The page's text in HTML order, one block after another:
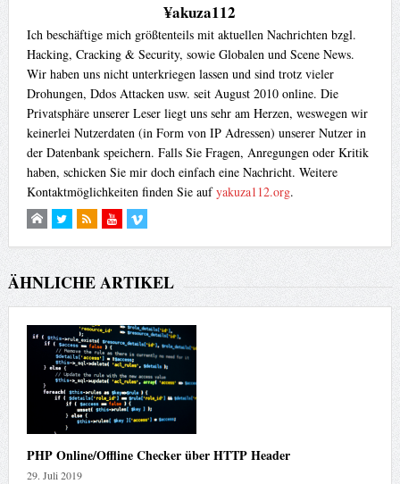
¥akuza112
Ich beschäftige mich größtenteils mit aktuellen Nachrichten bzgl.
Hacking, Cracking & Security, sowie Globalen und Scene News.
Wir haben uns nicht unterkriegen lassen und sind trotz vieler
Drohungen, Ddos Attacken usw. seit August 2010 online. Die
Privatsphäre unserer Leser liegt uns sehr am Herzen, weswegen wir
keinerlei Nutzerdaten (in Form von IP Adressen) unserer Nutzer in
der Datenbank speichern. Falls Sie Fragen, Anregungen oder Kritik
haben, schicken Sie mir doch einfach eine Nachricht. Weitere
Kontaktmöglichkeiten finden Sie aufyakuza112.org.
ÄHNLICHE ARTIKEL
PHP Online/Offline Checker über HTTP Header
29. Juli 2019